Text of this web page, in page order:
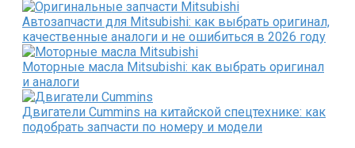
Автозапчасти для Mitsubishi: как выбрать оригинал,
качественные аналоги и не ошибиться в 2026 году
Моторные масла Mitsubishi: как выбрать оригинал
и аналоги
Двигатели Cummins на китайской спецтехнике: как
подобрать запчасти по номеру и модели